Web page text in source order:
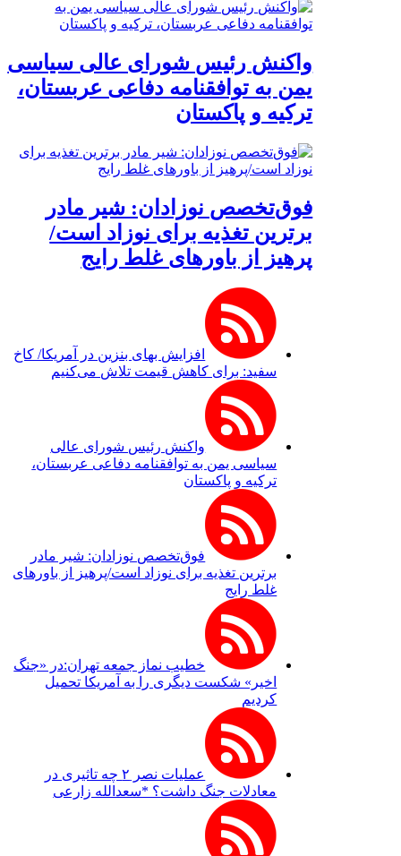
واکنش رئیس شورای عالی سیاسی
یمن به توافقنامه دفاعی عربستان،
ترکیه و پاکستان
فوق‌تخصص نوزادان: شیر مادر
برترین تغذیه برای نوزاد است/
پرهیز از باورهای غلط رایج
افزایش بهای بنزین در آمریکا/ کاخ
سفید: برای کاهش قیمت تلاش می‌کنیم
واکنش رئیس شورای عالی
سیاسی یمن به توافقنامه دفاعی عربستان،
ترکیه و پاکستان
فوق‌تخصص نوزادان: شیر مادر
برترین تغذیه برای نوزاد است/پرهیز از باورهای
غلط رایج
خطیب نماز جمعه تهران:در «جنگ
اخیر» شکست دیگری را به آمریکا تحمیل
کردیم
عملیات نصر ۲ چه تاثیری در
معادلات جنگ داشت؟ *سعدالله زارعی